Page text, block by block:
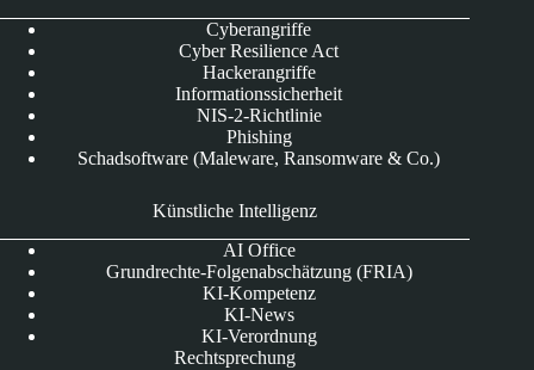
Cyberangriffe
Cyber Resilience Act
Hackerangriffe
Informationssicherheit
NIS-2-Richtlinie
Phishing
Schadsoftware (Maleware, Ransomware & Co.)
Künstliche Intelligenz
AI Office
Grundrechte-Folgenabschätzung (FRIA)
KI-Kompetenz
KI-News
KI-Verordnung
Rechtsprechung